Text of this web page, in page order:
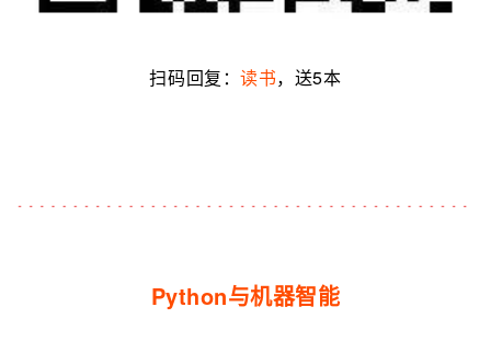
扫码回复：读书，送5本
Python与机器智能